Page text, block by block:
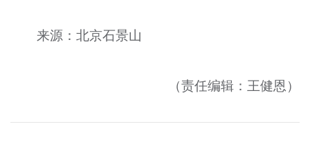
来源：北京石景山
（责任编辑：王健恩）